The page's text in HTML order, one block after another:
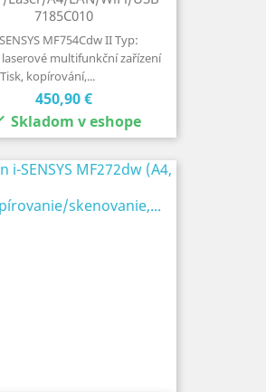
7185C010
MF754Cdw II Typ:
laserové multifunkční zařízení
kopírování,...
Cena
450,90 €
Skladom v eshope